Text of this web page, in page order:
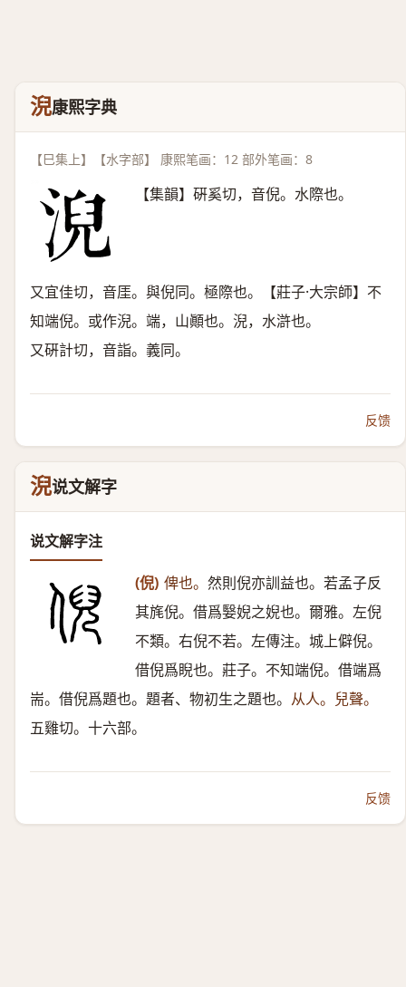
淣康熙字典
【巳集上】【水字部】 康熙笔画：12 部外笔画：8
【集韻】硏奚切，音倪。水際也。
又宜佳切，音厓。與倪同。極際也。【莊子·大宗師】不
知端倪。或作淣。端，山顚也。淣，水滸也。
又硏計切，音詣。義同。
反馈
淣说文解字
说文解字注
(倪) 俾也。 然則倪亦訓益也。若孟子反
其旄倪。借爲嫛婗之婗也。爾雅。左倪
不類。右倪不若。左傳注。城上僻倪。
借倪爲睨也。莊子。不知端倪。借端爲
耑。借倪爲題也。題者、物初生之題也。 从人。兒聲。
五雞切。十六部。
反馈